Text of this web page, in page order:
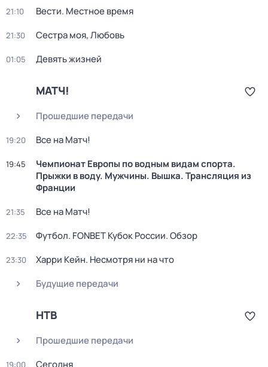
21:10 Вести. Местное время
21:30 Сестра моя, Любовь
01:05 Девять жизней
МАТЧ!
Прошедшие передачи
19:20 Все на Матч!
19:45
Чемпионат Европы по водным видам спорта.
Прыжки в воду. Мужчины. Вышка. Трансляция из
Франции
21:35 Все на Матч!
22:35 Футбол. FONBET Кубок России. Обзор
23:30
Харри Кейн. Несмотря ни на что
Будущие передачи
НТВ
Прошедшие передачи
19:00 Сегодня